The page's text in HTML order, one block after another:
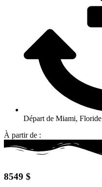
Départ de Miami, Floride
À partir de :
8549 $